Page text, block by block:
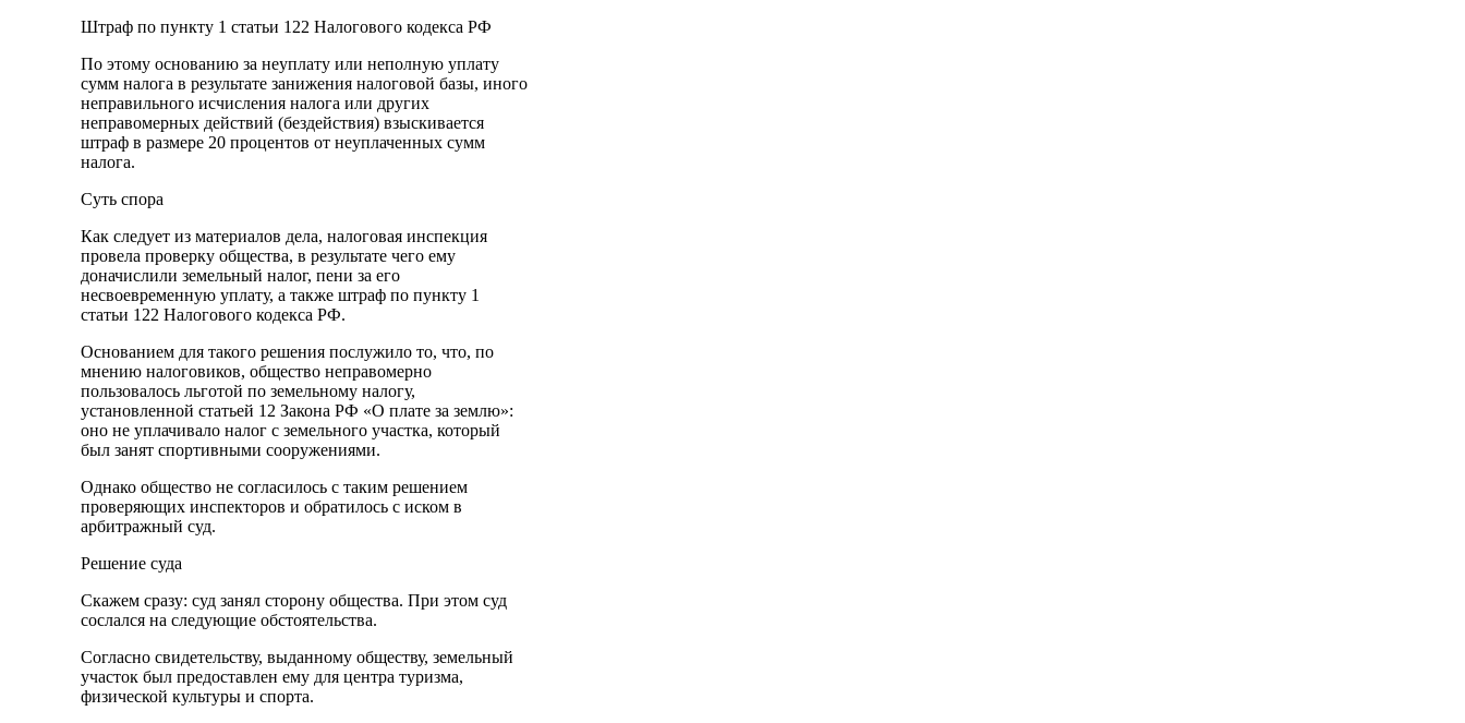
Штраф по пункту 1 статьи 122 Налогового кодекса РФ
По этому основанию за неуплату или неполную уплату
сумм налога в результате занижения налоговой базы, иного
неправильного исчисления налога или других
неправомерных действий (бездействия) взыскивается
штраф в размере 20 процентов от неуплаченных сумм
налога.
Суть спора
Как следует из материалов дела, налоговая инспекция
провела проверку общества, в результате чего ему
доначислили земельный налог, пени за его
несвоевременную уплату, а также штраф по пункту 1
статьи 122 Налогового кодекса РФ.
Основанием для такого решения послужило то, что, по
мнению налоговиков, общество неправомерно
пользовалось льготой по земельному налогу,
установленной статьей 12 Закона РФ «О плате за землю»:
оно не уплачивало налог с земельного участка, который
был занят спортивными сооружениями.
Однако общество не согласилось с таким решением
проверяющих инспекторов и обратилось с иском в
арбитражный суд.
Решение суда
Скажем сразу: суд занял сторону общества. При этом суд
сослался на следующие обстоятельства.
Согласно свидетельству, выданному обществу, земельный
участок был предоставлен ему для центра туризма,
физической культуры и спорта.